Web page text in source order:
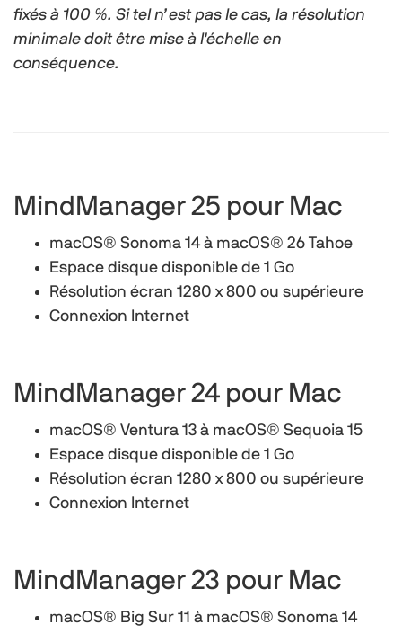
fixés à 100 %. Si tel n’est pas le cas, la résolution
minimale doit être mise à l'échelle en
conséquence.
MindManager 25 pour Mac
macOS® Sonoma 14 à macOS® 26 Tahoe
Espace disque disponible de 1 Go
Résolution écran 1280 x 800 ou supérieure
Connexion Internet
MindManager 24 pour Mac
macOS® Ventura 13 à macOS® Sequoia 15
Espace disque disponible de 1 Go
Résolution écran 1280 x 800 ou supérieure
Connexion Internet
MindManager 23 pour Mac
macOS® Big Sur 11 à macOS® Sonoma 14